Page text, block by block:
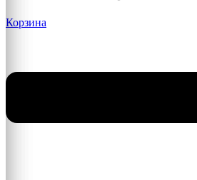
Корзина